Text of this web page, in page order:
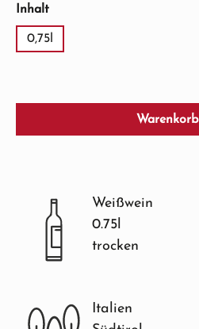
Inhaltauswählen
0,75l
Warenkorb
Weißwein
0.75l
trocken
Italien